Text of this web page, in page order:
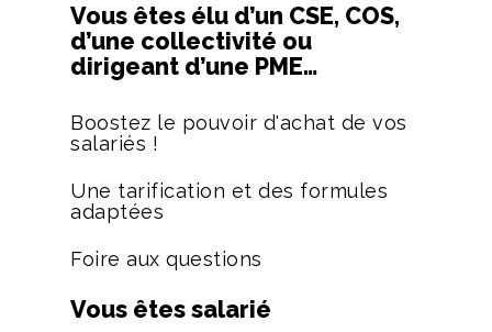
Vous êtes élu d’un CSE, COS,
d’une collectivité ou
dirigeant d’une PME…
Boostez le pouvoir d'achat de vos
salariés !
Une tarification et des formules
adaptées
Foire aux questions
Vous êtes salarié